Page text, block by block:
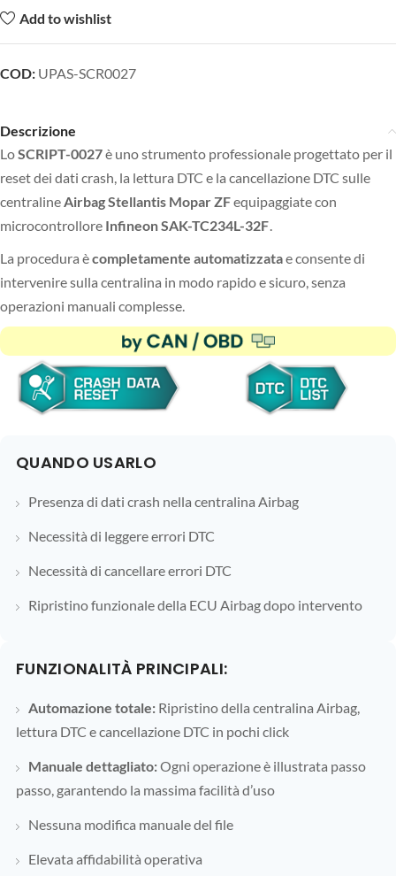
Add to wishlist
COD: UPAS-SCR0027
Descrizione
LoSCRIPT-0027è uno strumento professionale progettato per il
reset dei dati crash, la lettura DTC e la cancellazione DTC sulle
centralineAirbag Stellantis Mopar ZFequipaggiate con
microcontrollore Infineon SAK-TC234L-32F.
La procedura ècompletamente automatizzatae consente di
intervenire sulla centralina in modo rapido e sicuro, senza
operazioni manuali complesse.
QUANDO USARLO
Presenza di dati crash nella centralina Airbag
Necessità di leggere errori DTC
Necessità di cancellare errori DTC
Ripristino funzionale della ECU Airbag dopo intervento
FUNZIONALITÀ PRINCIPALI:
Automazione totale: Ripristino della centralina Airbag,
lettura DTC e cancellazione DTC in pochi click
Manuale dettagliato:Ogni operazione è illustrata passo
passo, garantendo la massima facilità d’uso
Nessuna modifica manuale del file
Elevata affidabilità operativa